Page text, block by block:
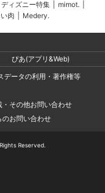
ィズニー特集 mimot.
肉 Medery.
ぴあ(アプリ&Web)
データの利用・著作権等
その他お問い合わせ
お問い合わせ
Reserved.